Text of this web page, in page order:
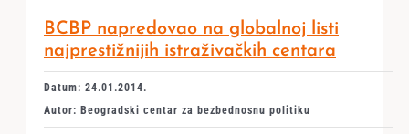
BCBP napredovao na globalnoj listi
najprestižnijih istraživačkih centara
Datum: 24.01.2014.
Autor: Beogradski centar za bezbednosnu politiku